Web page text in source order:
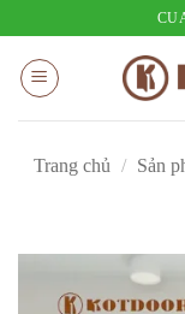
nội
dung
Trang chủ / Sản